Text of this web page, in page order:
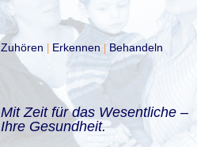
Zuhören | Erkennen | Behandeln
Mit Zeit für das Wesentliche –
Ihre Gesundheit.